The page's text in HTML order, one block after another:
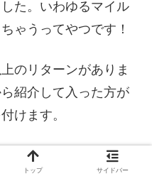
た。いわゆるマイル
ゃうってやつです！
のリターンがありま
紹介して入った方が
けます。
付かないので、知り
トップ サイドバー